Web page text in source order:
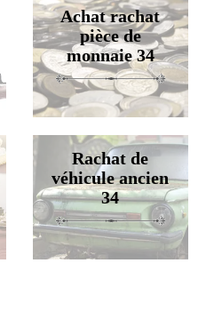
Achat rachat
pièce de
monnaie 34
Rachat de
véhicule ancien
34